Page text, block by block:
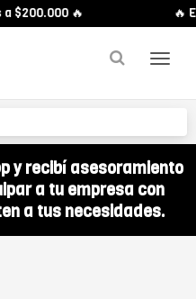
🔥 🔥
y recibí asesoramiento
a tu empresa con
a tus necesidades.